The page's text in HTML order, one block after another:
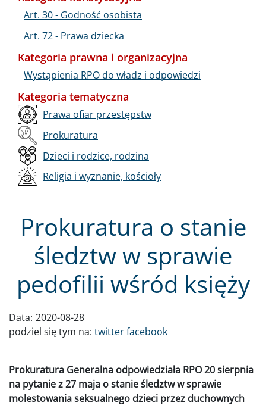
Prokuratura o stanie
śledztw w sprawie
pedofilii wśród księży
Data: 2020-08-28
podziel się tym na: twitterfacebook
Prokuratura Generalna odpowiedziała RPO 20 sierpnia
na pytanie z 27 maja o stanie śledztw w sprawie
molestowania seksualnego dzieci przez duchownych
Art. 30 - Godność osobista
Art. 72 - Prawa dziecka
Kategoria prawna i organizacyjna
Wystąpienia RPO do władz i odpowiedzi
Kategoria tematyczna
Prawa ofiar przestępstw
Prokuratura
Dzieci i rodzice, rodzina
Religia i wyznanie, kościoły